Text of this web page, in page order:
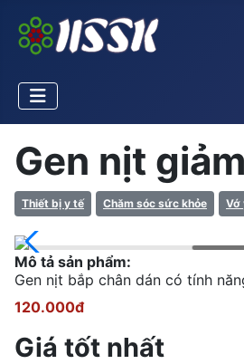
Gen nịt
Thiết bị y tế Chăm sóc sức khỏe Vớ
Mô tả sản phẩm:
Gen nịt bắp chân dán có tính
120.000đ
Giá tốt nhất